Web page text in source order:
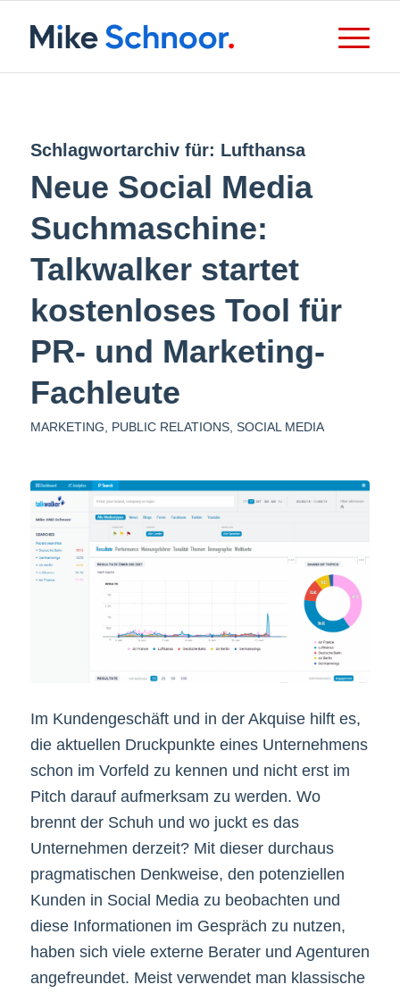
Schlagwortarchiv für: Lufthansa
Neue Social Media
Suchmaschine:
Talkwalker startet
kostenloses Tool für
PR- und Marketing-
Fachleute
MARKETING PUBLIC RELATIONS, SOCIAL MEDIA
Im Kundengeschäft und in der Akquise hilft es,
die aktuellen Druckpunkte eines Unternehmens
schon im Vorfeld zu kennen und nicht erst im
Pitch darauf aufmerksam zu werden. Wo
brennt der Schuh und wo juckt es das
Unternehmen derzeit? Mit dieser durchaus
pragmatischen Denkweise, den potenziellen
Kunden in Social Media zu beobachten und
diese Informationen im Gespräch zu nutzen,
haben sich viele externe Berater und Agenturen
angefreundet. Meist verwendet man klassische